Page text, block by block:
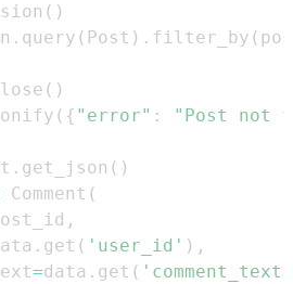
( )
. query ( Post ) . filter_by (
( )
( { "error" : "Post not
. get_json ( )
Comment (
,
. get ( 'user_id' ) ,
=data . get ( 'comment_text'